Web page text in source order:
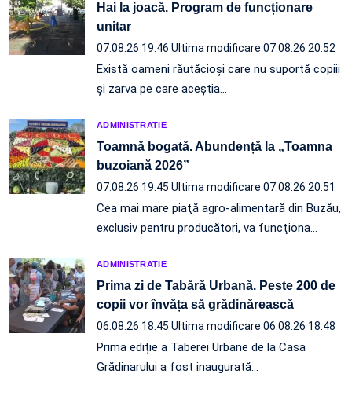
Hai la joacă. Program de funcționare
unitar
07.08.26 19:46 Ultima modificare 07.08.26 20:52
Există oameni răutăcioși care nu suportă copiii
și zarva pe care aceștia…
ADMINISTRATIE
Toamnă bogată. Abundență la „Toamna
buzoiană 2026”
07.08.26 19:45 Ultima modificare 07.08.26 20:51
Cea mai mare piaţă agro-alimentară din Buzău,
exclusiv pentru producători, va funcţiona…
ADMINISTRATIE
Prima zi de Tabără Urbană. Peste 200 de
copii vor învăța să grădinărească
06.08.26 18:45 Ultima modificare 06.08.26 18:48
Prima ediție a Taberei Urbane de la Casa
Grădinarului a fost inaugurată…